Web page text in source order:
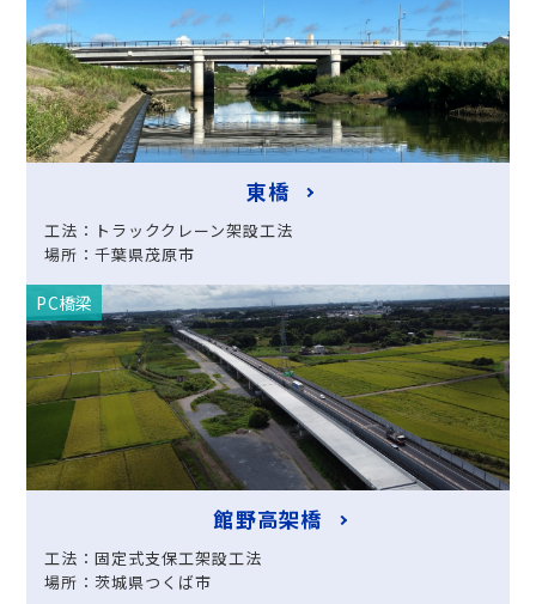
東橋
工法：トラッククレーン架設工法
場所：千葉県茂原市
PC橋梁
館野高架橋
工法：固定式支保工架設工法
場所：茨城県つくば市